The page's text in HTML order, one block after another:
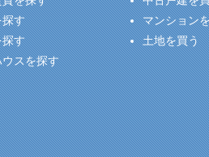
探す
探す
スを探す
マンション
土地を買う